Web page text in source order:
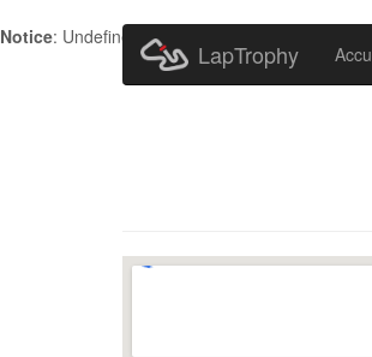
Notice: Undefined index:
LapTrophy